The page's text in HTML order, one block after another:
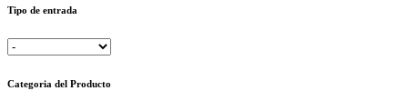
Tipo de entrada
Categoria del Producto